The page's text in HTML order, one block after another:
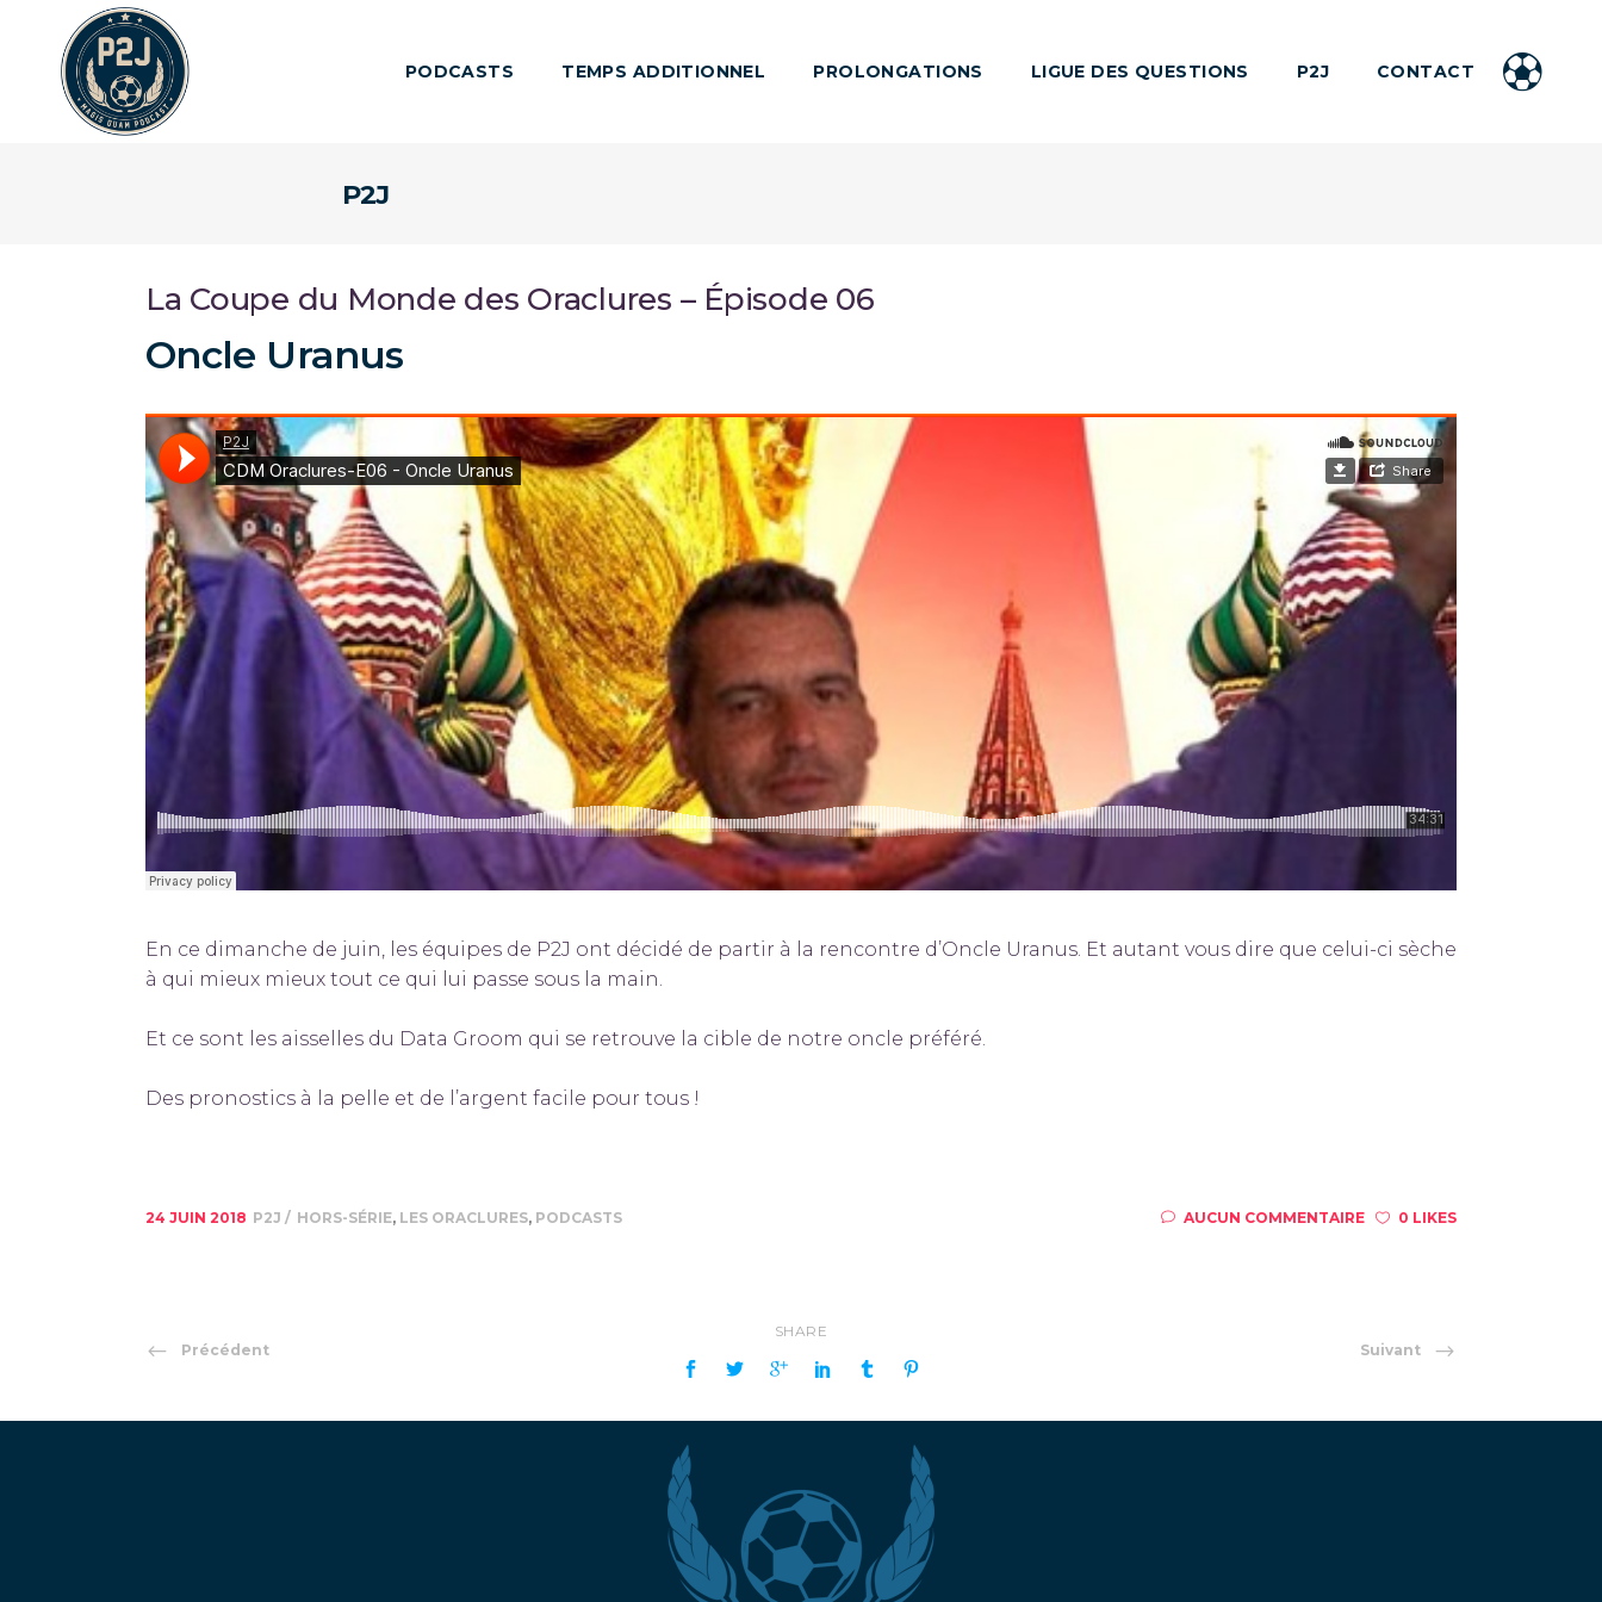
PODCASTS TEMPS ADDITIONNEL PROLONGATIONS LIGUE DES QUESTIONS P2J CONTACT
P2J
La Coupe du Monde des Oraclures – Épisode 06
Oncle Uranus
En ce dimanche de juin, les équipes de P2J ont décidé de partir à la rencontre d’Oncle Uranus. Et autant vous dire que celui-ci sèche
à qui mieux mieux tout ce qui lui passe sous la main.
Et ce sont les aisselles du Data Groom qui se retrouve la cible de notre oncle préféré.
Des pronostics à la pelle et de l’argent facile pour tous !
24 JUIN 2018 P2J HORS-SÉRIE, LES ORACLURES, PODCASTS AUCUN COMMENTAIRE 0 LIKES
Précédent
SHARE
Suivant